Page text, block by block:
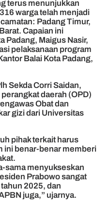
terus menunjukkan
warga telah menjadi
Padang Timur,
Capaian ini
Padang, Maigus Nasir,
pelaksanaan program
Balai Kota Padang,
Sekda Corri Saidan,
daerah (OPD)
Obat dan
gizi dari Universitas
pihak terkait harus
ini benar-benar memberi
sama menyukseskan
Prabowo sangat
2025, dan
juga,” ujarnya.